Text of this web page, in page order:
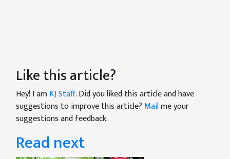
Like this article?
Hey! I amKJ Staff. Did you liked this article and have
suggestions to improve this article? Mailme your
suggestions and feedback.
Read next